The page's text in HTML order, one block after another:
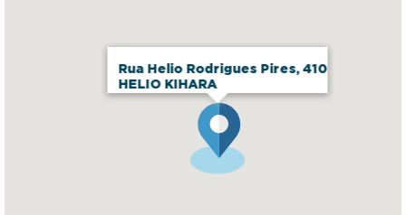
Rua Helio Rodrigues Pires, 410
HELIO KIHARA